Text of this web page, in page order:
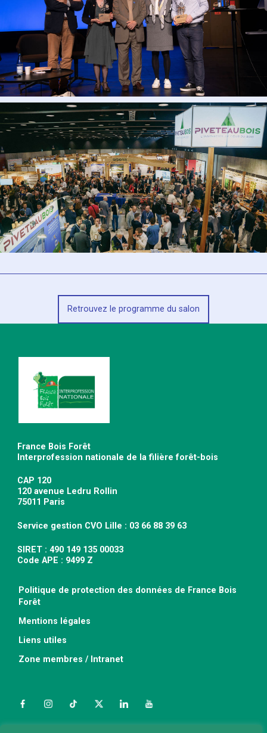
Retrouvez le programme du salon
France Bois Forêt
Interprofession nationale de la filière forêt-bois
CAP 120
120 avenue Ledru Rollin
75011 Paris
Service gestion CVO Lille : 03 66 88 39 63
SIRET : 490 149 135 00033
Code APE : 9499 Z
Politique de protection des données de France Bois
Forêt
Mentions légales
Liens utiles
Zone membres / Intranet
FacebookInstagramTikTokTwitterLinkedInYouTube